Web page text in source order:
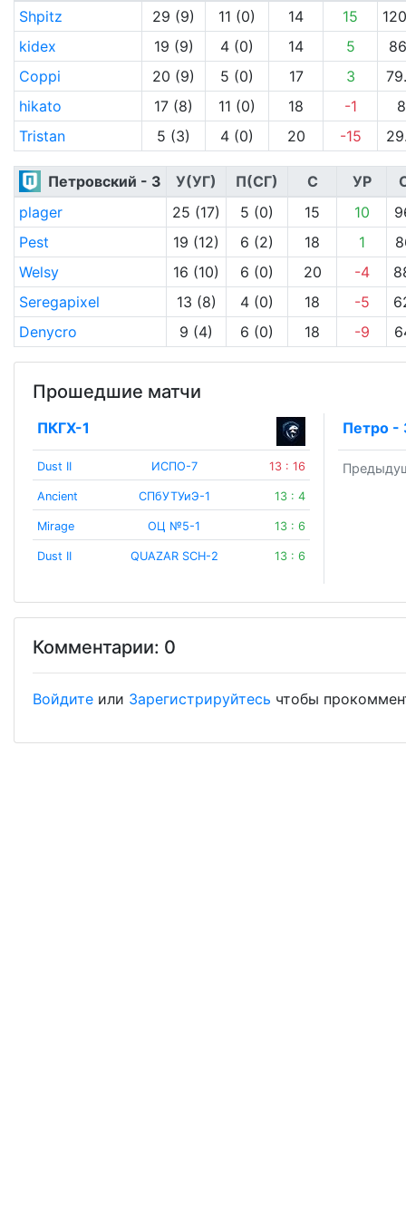
Shpitz
29 (9) 11 (0) 14 15
kidex
19 (9) 4 (0) 14 5
Coppi
20 (9) 5 (0) 17 3
hikato
17 (8) 11 (0) 18 -1
Tristan
5 (3) 4 (0) 20 -15
Петровский - 3 У(УГ) П(СГ) С УР
plager
25 (17) 5 (0) 15 10
Pest
19 (12) 6 (2) 18 1
Welsy
16 (10) 6 (0) 20 -4
Seregapixel
13 (8) 4 (0) 18 -5
Denycro
9 (4) 6 (0) 18 -9
Прошедшие матчи
ПКГХ-1
Dust II ИСПО-7 13 : 16
Ancient CПбУТУиЭ-1 13 : 4
Mirage ОЦ №5-1 13 : 6
Dust II QUAZAR SCH-2 13 : 6
Петро -
Комментарии: 0
Войдите или Зарегистрируйтесь чтобы